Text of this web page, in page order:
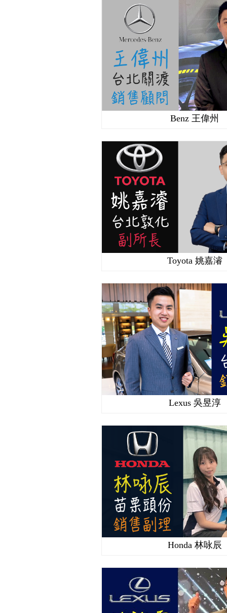
Benz 王偉州
Toyota 姚嘉濬
Lexus 吳昱淳
Honda 林咏辰